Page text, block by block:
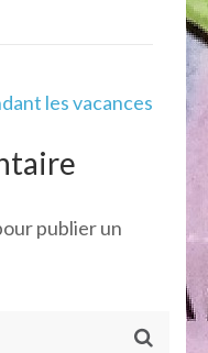
les vacances
publier un